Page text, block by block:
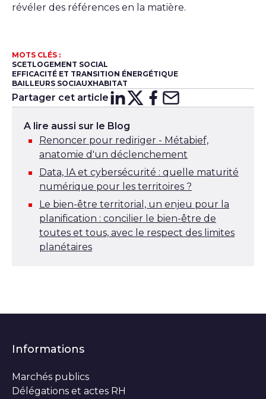
révéler des références en la matière.
MOTS CLÉS :
SCETLOGEMENT SOCIAL
EFFICACITÉ ET TRANSITION ÉNERGÉTIQUE
BAILLEURS SOCIAUXHABITAT
Partager cet article Partager sur
Partager surX
Partager
Partager
A lire aussi sur le Blog
Renoncer pour rediriger - Métabief,
anatomie d'un déclenchement
Data, IA et cybersécurité : quelle maturité
numérique pour les territoires ?
Le bien-être territorial, un enjeu pour la
planification : concilier le bien-être de
toutes et tous, avec le respect des limites
planétaires
Informations
Marchés publics
Délégations et actes RH